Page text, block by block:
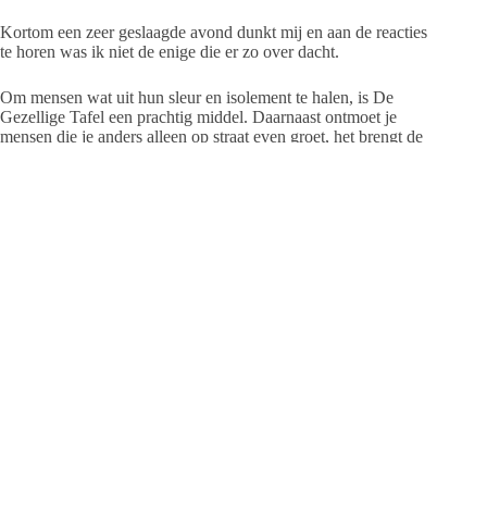
Kortom een zeer geslaagde avond dunkt mij en aan de reacties
te horen was ik niet de enige die er zo over dacht.
Om mensen wat uit hun sleur en isolement te halen, is De
Gezellige Tafel een prachtig middel. Daarnaast ontmoet je
mensen die je anders alleen op straat even groet, het brengt de